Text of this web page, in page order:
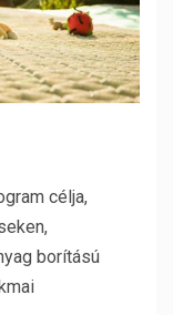
célja,
borítású